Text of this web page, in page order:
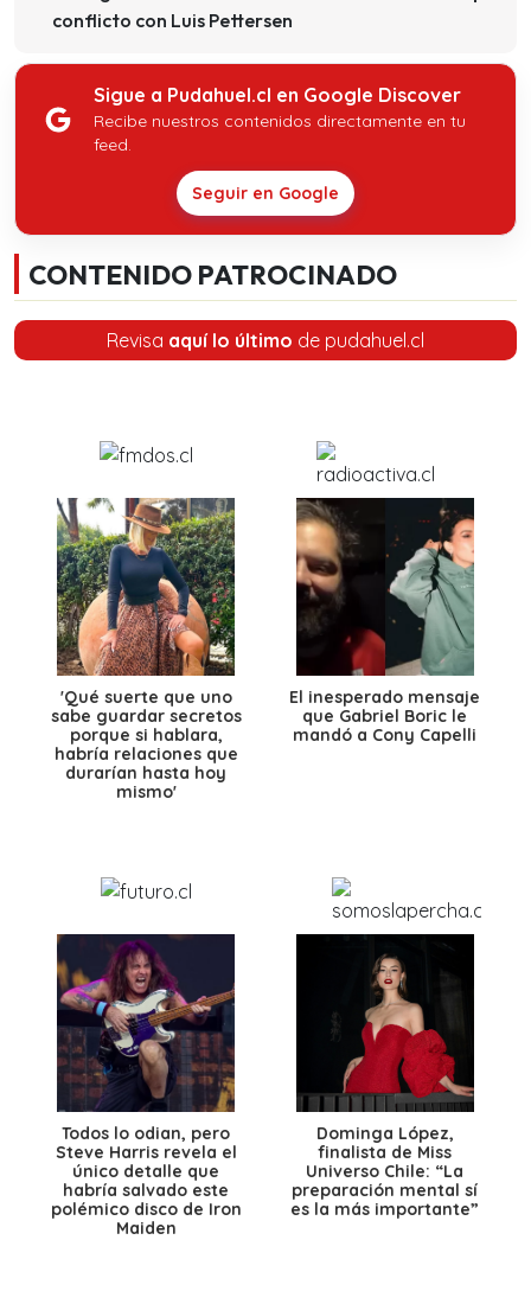
conflicto con Luis Pettersen
Sigue a Pudahuel.cl en Google Discover
Recibe nuestros contenidos directamente en tu
feed.
Seguir en Google
CONTENIDO PATROCINADO
Revisa aquí lo último de pudahuel.cl
'Qué suerte que uno
sabe guardar secretos
porque si hablara,
habría relaciones que
durarían hasta hoy
mismo'
El inesperado mensaje
que Gabriel Boric le
mandó a Cony Capelli
Todos lo odian, pero
Steve Harris revela el
único detalle que
habría salvado este
polémico disco de Iron
Maiden
Dominga López,
finalista de Miss
Universo Chile: “La
preparación mental sí
es la más importante”